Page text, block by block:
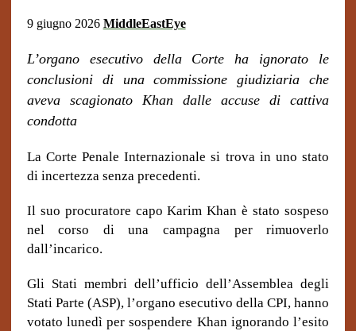
9 giugno 2026 MiddleEastEye
L’organo esecutivo della Corte ha ignorato le
conclusioni di una commissione giudiziaria che
aveva scagionato Khan dalle accuse di cattiva
condotta
La Corte Penale Internazionale si trova in uno stato
di incertezza senza precedenti.
Il suo procuratore capo Karim Khan è stato sospeso
nel corso di una campagna per rimuoverlo
dall’incarico.
Gli Stati membri dell’ufficio dell’Assemblea degli
Stati Parte (ASP), l’organo esecutivo della CPI, hanno
votato lunedì per sospendere Khan ignorando l’esito